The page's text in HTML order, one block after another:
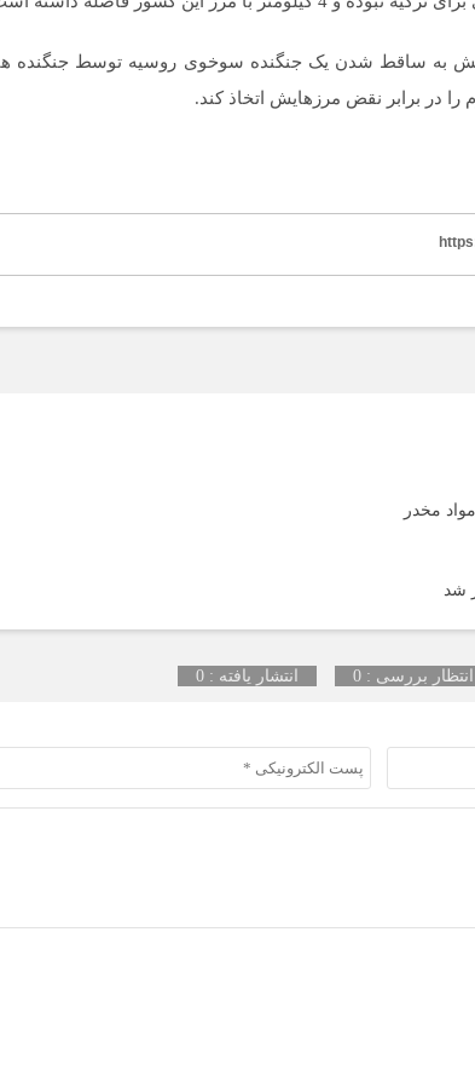
به ساقط شدن یک جنگنده سوخوی روسیه توسط جنگنده
در برابر نقض مرزهایش اتخاذ کند.
شد
بررسی : 0 انتشار یافته : 0